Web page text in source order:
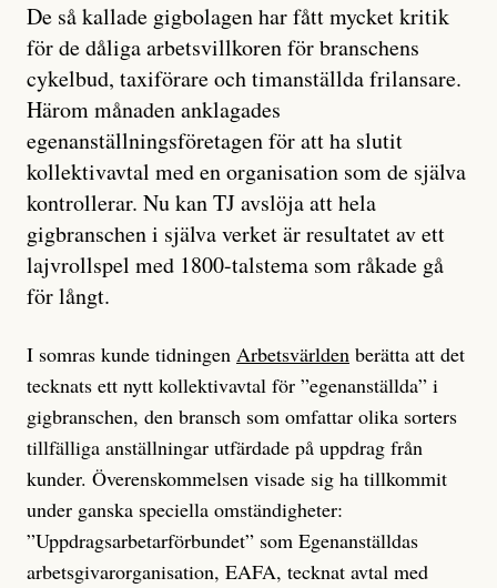
De så kallade gigbolagen har fått mycket kritik
för de dåliga arbetsvillkoren för branschens
cykelbud, taxiförare och timanställda frilansare.
Härom månaden anklagades
egenanställningsföretagen för att ha slutit
kollektivavtal med en organisation som de själva
kontrollerar. Nu kan TJ avslöja att hela
gigbranschen i själva verket är resultatet av ett
lajvrollspel med 1800-talstema som råkade gå
för långt.
I somras kunde tidningen Arbetsvärlden berätta att det
tecknats ett nytt kollektivavtal för ”egenanställda” i
gigbranschen, den bransch som omfattar olika sorters
tillfälliga anställningar utfärdade på uppdrag från
kunder. Överenskommelsen visade sig ha tillkommit
under ganska speciella omständigheter:
”Uppdragsarbetarförbundet” som Egenanställdas
arbetsgivarorganisation, EAFA, tecknat avtal med